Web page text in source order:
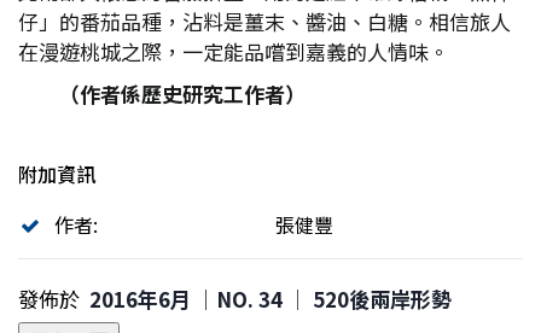
仔」的番茄品種，沾料是薑末、醬油、白糖。相信旅人
在漫遊桃城之際，一定能品嚐到嘉義的人情味。
（作者係歷史研究工作者）
附加資訊
作者:
張健豐
發佈於 2016年6月 ｜NO. 34 │ 520後兩岸形勢